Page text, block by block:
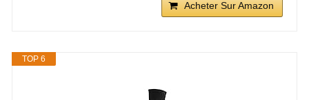
Acheter Sur Amazon
TOP 6